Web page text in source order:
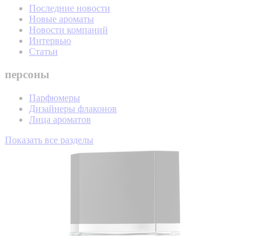
Последние новости
Новые ароматы
Новости компаний
Интервью
Статьи
персоны
Парфюмеры
Дизайнеры флаконов
Лица ароматов
Показать все разделы